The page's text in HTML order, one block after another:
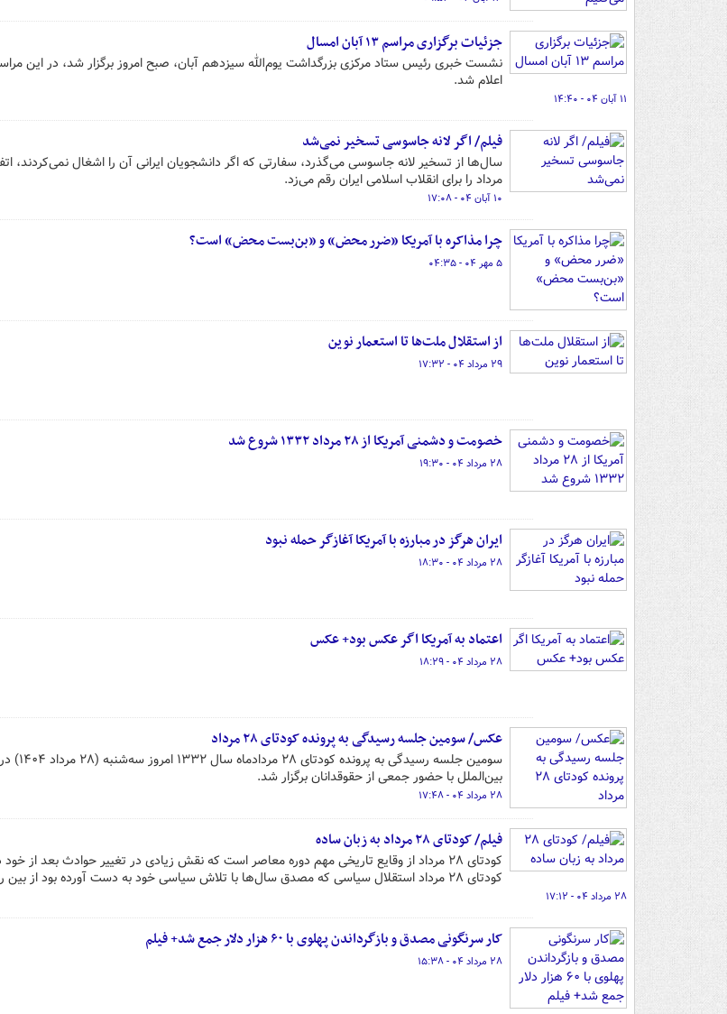
جزئیات برگزاری مراسم ۱۳ آبان امسال
نشست خبری رئیس ستاد مرکزی بزرگداشت یوم‌الله سیزدهم آبان، صبح امروز برگزار شد، در این
اعلام شد.
۱۱ آبان ۰۴ - ۱۴:۴۰
فیلم/ اگر لانه جاسوسی تسخیر نمی‌شد
مرداد را برای انقلاب اسلامی ایران رقم می‌زد.
۱۰ آبان ۰۴ - ۱۷:۰۸
چرا مذاکره با آمریکا «ضرر محض» و «بن‌بست محض» است؟
۵ مهر ۰۴ - ۰۴:۳۵
از استقلال ملت‌ها تا استعمار نوین
۲۹ مرداد ۰۴ - ۱۷:۳۲
خصومت و دشمنی آمریکا از ۲۸ مرداد ۱۳۳۲ شروع شد
۲۸ مرداد ۰۴ - ۱۹:۳۰
ایران هرگز در مبارزه با آمریکا آغازگر حمله نبود
۲۸ مرداد ۰۴ - ۱۸:۳۰
اعتماد به آمریکا اگر عکس بود+ عکس
۲۸ مرداد ۰۴ - ۱۸:۲۹
عکس/ سومین جلسه رسیدگی به پرونده کودتای ۲۸ مرداد
بین‌الملل با حضور جمعی از حقوقدانان برگزار شد.
۲۸ مرداد ۰۴ - ۱۷:۴۸
فیلم/ کودتای ۲۸ مرداد به زبان ساده
کودتای ۲۸ مرداد از وقایع تاریخی مهم دوره معاصر است که نقش زیادی در تغییر حوادث بعد از
کودتای ۲۸ مرداد استقلال سیاسی که مصدق سال‌ها با تلاش سیاسی خود به دست آورده بود از بین رفت.
۲۸ مرداد ۰۴ - ۱۷:۱۲
کار سرنگونی مصدق و بازگرداندن پهلوی با ۶۰ هزار دلار جمع شد+ فیلم
۲۸ مرداد ۰۴ - ۱۵:۳۸